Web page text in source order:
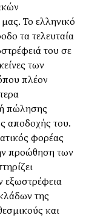
Το ελληνικό
τα τελευταία
του σε
των
πλέον
πώλησης
αποδοχής του.
φορέας
προώθηση των
εξωστρέφεια
της
και